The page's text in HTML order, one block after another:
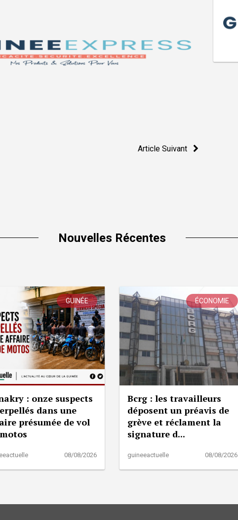
Article Suivant
Nouvelles Récentes
GUINÉE
: onze suspects
dans une
présumée de vol
08/08/2026
ÉCONOMIE
Bcrg : les travailleurs
déposent un préavis de
grève et réclament la
signature d...
guineeactuelle 08/08/2026